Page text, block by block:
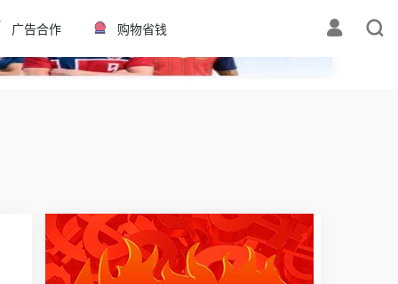
✕
广告合作 购物省钱